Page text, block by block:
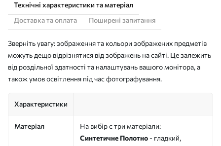
Технічні характеристики та матеріал
Доставка та оплата
Поширені запитання
Зверніть увагу: зображення та кольори зображених предметів
можуть дещо відрізнятися від зображень на сайті. Це залежить
від роздільної здатності та налаштувань вашого монітора, а
також умов освітлення під час фотографування.
Характеристики
Матеріал
На вибір є три матеріали:
Синтетичне Полотно - гладкий,